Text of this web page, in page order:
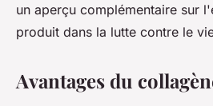
un aperçu complémentaire sur
produit dans la lutte contre le
Avantages du